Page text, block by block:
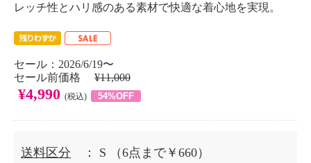
レッチ性とハリ感のある素材で快適な着心地を実現。
セール：2026/6/19〜
セール前価格 ¥11,000
¥4,990 (税込) 54%OFF
送料区分 ： S
（6点まで￥660）